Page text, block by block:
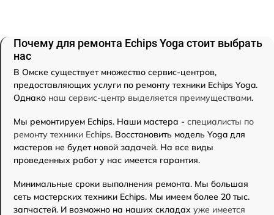
Почему для ремонта Echips Yoga стоит выбрать
нас
В Омске существует множество сервис-центров,
предоставляющих услуги по ремонту техники Echips Yoga.
Однако наш сервис-центр выделяется преимуществами.
Мы ремонтируем Echips. Наши мастера - специалисты по
ремонту техники Echips. Восстановить модель Yoga для
мастеров не будет новой задачей. На все виды
проведенных работ у нас имеется гарантия.
Минимальные сроки выполнения ремонта. Мы большая
сеть мастерских техники Echips. Мы имеем более 20 тыс.
запчастей. И возможно на наших складах уже имеется